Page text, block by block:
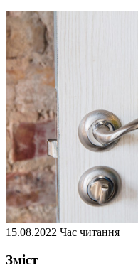
15.08.2022 Час читання
Зміст